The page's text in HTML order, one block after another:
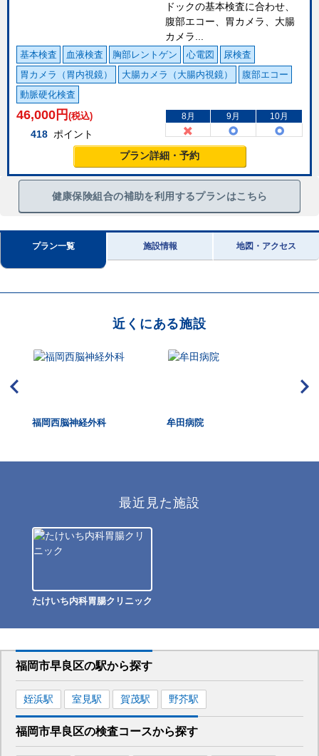
ドックの基本検査に合わせ、
腹部エコー、胃カメラ、大腸
カメラ...
基本検査 血液検査 胸部レントゲン 心電図
尿検査
胃カメラ（胃内視鏡）
大腸カメラ（大腸内視鏡）
腹部エコー
動脈硬化検査
46,000 円 (税込)
418 ポイント
8月 9月 10月
プラン詳細・予約
健康保険組合の補助を利用するプランはこちら
プラン一覧 施設情報 地図・アクセス
近くにある施設
福岡西脳神経外科 牟田病院
最近見た施設
たけいち内科胃腸クリニック
福岡市早良区の駅から探す
姪浜駅 室見駅 賀茂駅 野芥駅
福岡市早良区の検査コースから探す